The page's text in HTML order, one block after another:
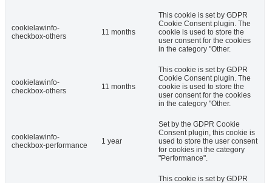
cookielawinfo-
checkbox-others
11 months
This cookie is set by GDPR
Cookie Consent plugin. The
cookie is used to store the
user consent for the cookies
in the category "Other.
cookielawinfo-
checkbox-others
11 months
This cookie is set by GDPR
Cookie Consent plugin. The
cookie is used to store the
user consent for the cookies
in the category "Other.
cookielawinfo-
checkbox-performance
1 year
Set by the GDPR Cookie
Consent plugin, this cookie is
used to store the user consent
for cookies in the category
"Performance".
This cookie is set by GDPR